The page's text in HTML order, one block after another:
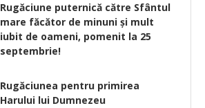
Rugăciune puternică către Sfântul
mare făcător de minuni şi mult
iubit de oameni, pomenit la 25
septembrie!
Rugăciunea pentru primirea
Harului lui Dumnezeu